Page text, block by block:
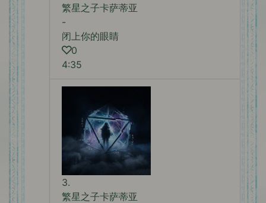
繁星之子卡萨蒂亚
-
闭上你的眼睛
0
4:35
3.
繁星之子卡萨蒂亚